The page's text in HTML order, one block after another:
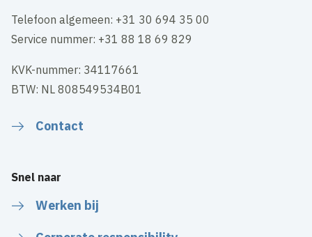
Telefoon algemeen: +31 30 694 35 00
Service nummer: +31 88 18 69 829
KVK-nummer: 34117661
BTW: NL 808549534B01
Contact
Snel naar
Werken bij